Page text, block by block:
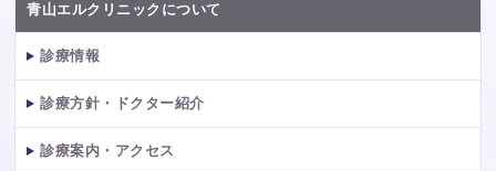
青山エルクリニックについて
診療情報
診療方針・ドクター紹介
診療案内・アクセス